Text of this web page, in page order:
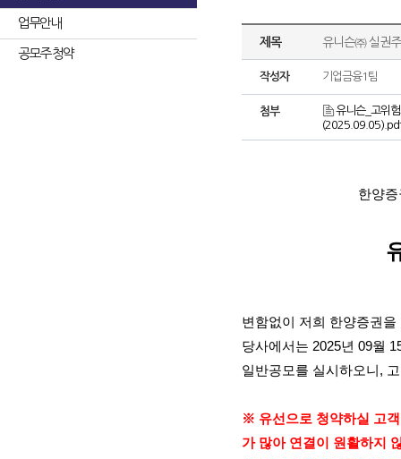
업무안내
공모주 청약
제목 유니슨㈜ 실권
작성자 기업금융1팀
첨부
유니슨_고위
한양
변함없이 저희 한양증권
당사에서는 2025년 09월
일반공모를 실시하오니 ,
※ 유선으로 청약하실 고
가 많아 연결이 원활하지